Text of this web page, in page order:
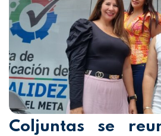
Coljuntas se